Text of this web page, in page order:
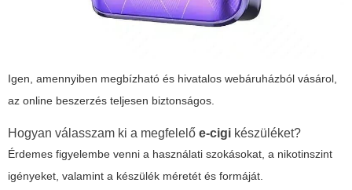
Igen, amennyiben megbízható és hivatalos webáruházból vásárol,
az online beszerzés teljesen biztonságos.
Hogyan válasszam ki a megfelelő e-cigi készüléket?
Érdemes figyelembe venni a használati szokásokat, a nikotinszint
igényeket, valamint a készülék méretét és formáját.